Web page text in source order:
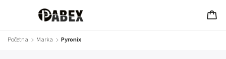
Početna / Marka / Pyronix